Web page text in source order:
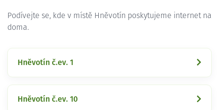
Podívejte se, kde v místě Hněvotín poskytujeme internet na
doma.
Hněvotín č.ev. 1
Hněvotín č.ev. 10